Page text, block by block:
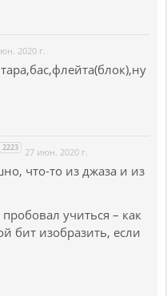
2020 г.
2223 27 июн. 2020 г.
что-то из джаза и из
учиться – как
бит изобразить, если